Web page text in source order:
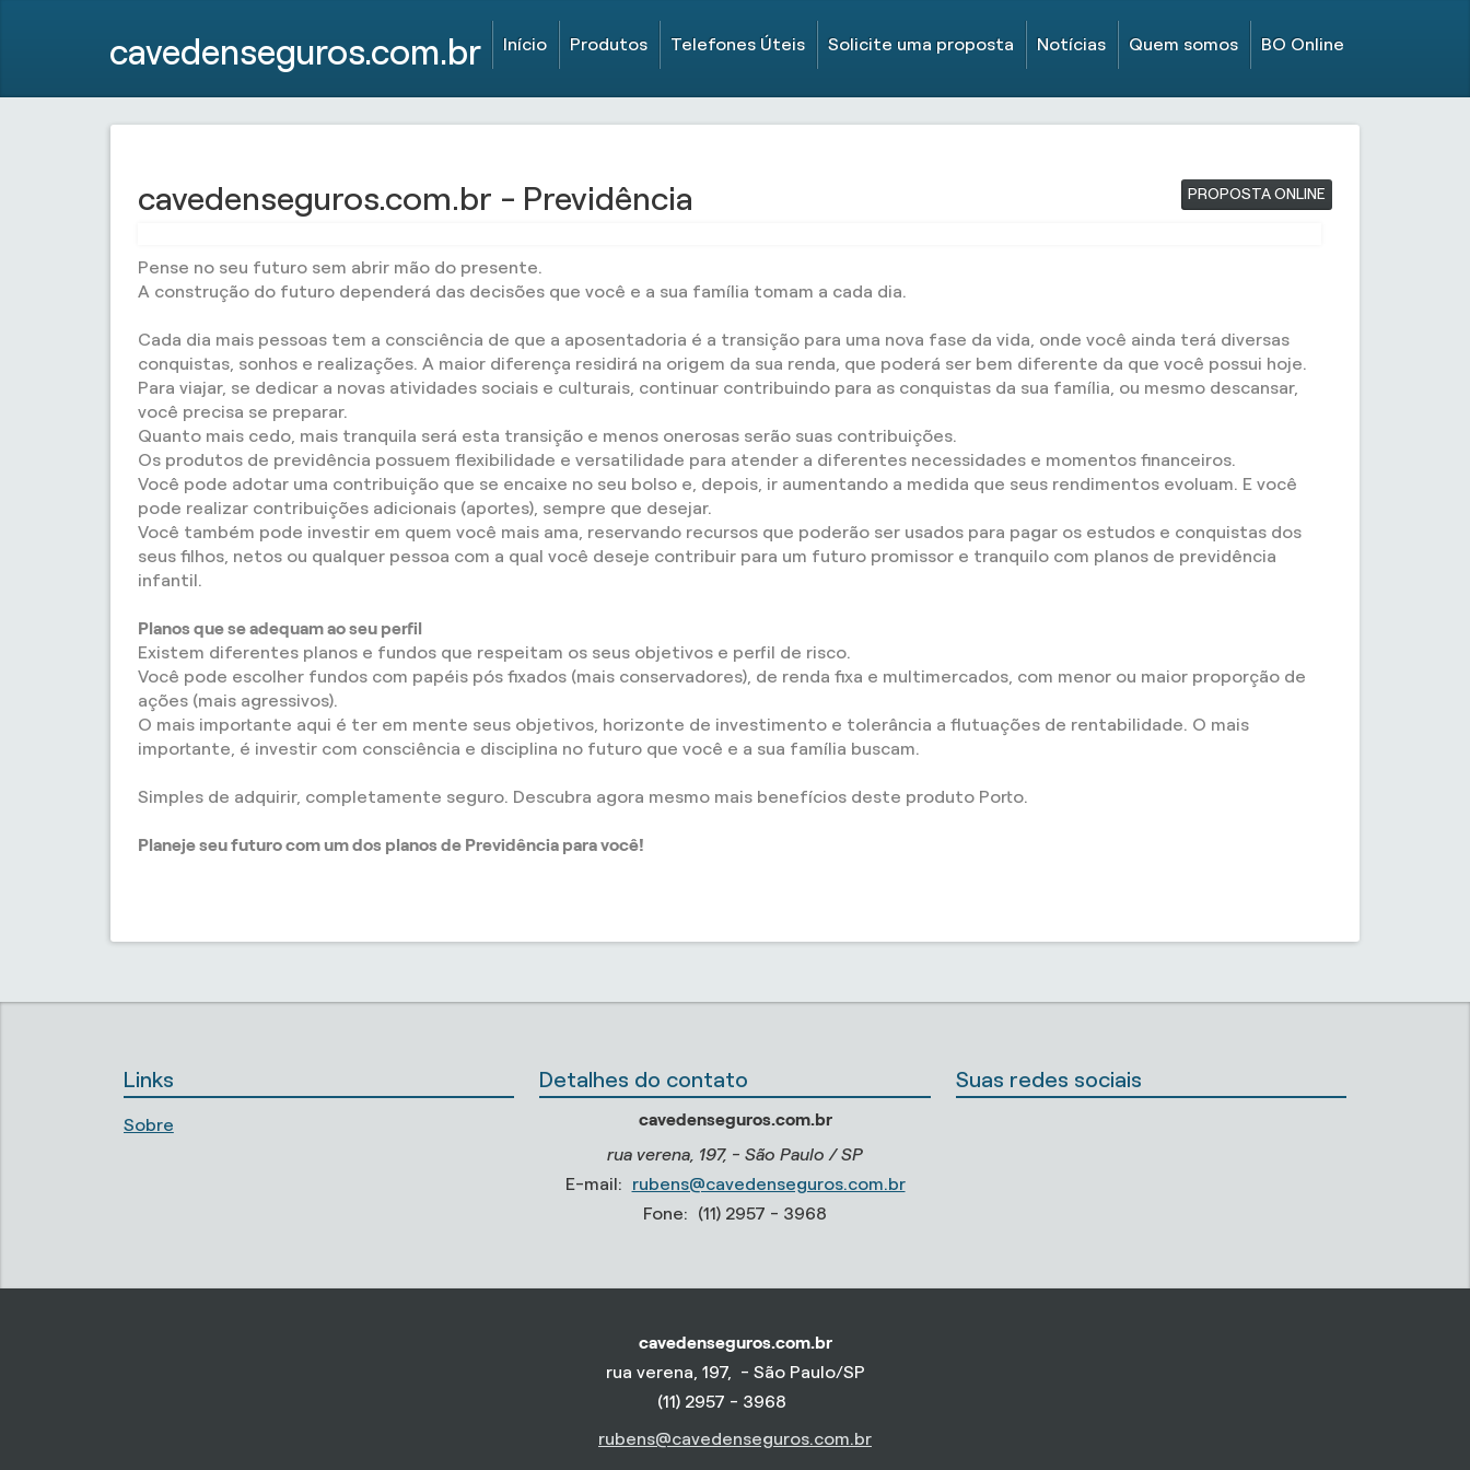
cavedenseguros.com.br Início Produtos Telefones Úteis Solicite uma proposta Notícias Quem somos BO Online
PROPOSTA ONLINE
cavedenseguros.com.br - Previdência
Pense no seu futuro sem abrir mão do presente.
A construção do futuro dependerá das decisões que você e a sua família tomam a cada dia.
Cada dia mais pessoas tem a consciência de que a aposentadoria é a transição para uma nova fase da vida, onde você ainda terá diversas
conquistas, sonhos e realizações. A maior diferença residirá na origem da sua renda, que poderá ser bem diferente da que você possui hoje.
Para viajar, se dedicar a novas atividades sociais e culturais, continuar contribuindo para as conquistas da sua família, ou mesmo descansar,
você precisa se preparar.
Quanto mais cedo, mais tranquila será esta transição e menos onerosas serão suas contribuições.
Os produtos de previdência possuem flexibilidade e versatilidade para atender a diferentes necessidades e momentos financeiros.
Você pode adotar uma contribuição que se encaixe no seu bolso e, depois, ir aumentando a medida que seus rendimentos evoluam. E você
pode realizar contribuições adicionais (aportes), sempre que desejar.
Você também pode investir em quem você mais ama, reservando recursos que poderão ser usados para pagar os estudos e conquistas dos
seus filhos, netos ou qualquer pessoa com a qual você deseje contribuir para um futuro promissor e tranquilo com planos de previdência
infantil.
Planos que se adequam ao seu perfil
Existem diferentes planos e fundos que respeitam os seus objetivos e perfil de risco.
Você pode escolher fundos com papéis pós fixados (mais conservadores), de renda fixa e multimercados, com menor ou maior proporção de
ações (mais agressivos).
O mais importante aqui é ter em mente seus objetivos, horizonte de investimento e tolerância a flutuações de rentabilidade. O mais
importante, é investir com consciência e disciplina no futuro que você e a sua família buscam.
Simples de adquirir, completamente seguro. Descubra agora mesmo mais benefícios deste produto Porto.
Planeje seu futuro com um dos planos de Previdência para você!
Links
Sobre
Detalhes do contato
cavedenseguros.com.br
rua verena, 197, - São Paulo / SP
E-mail:
rubens@cavedenseguros.com.br
Fone:
(11) 2957 - 3968
Suas redes sociais
cavedenseguros.com.br
rua verena, 197, - São Paulo/SP
(11) 2957 - 3968
rubens@cavedenseguros.com.br